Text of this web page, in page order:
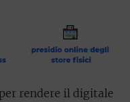
rendere il digitale